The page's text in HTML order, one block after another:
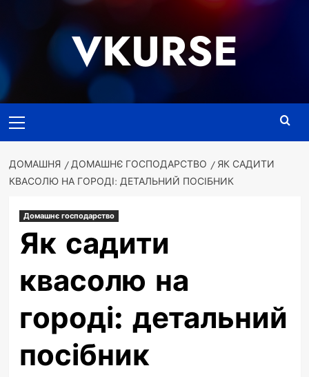
VKURSE
меню
ДОМАШНЯ ДОМАШНЄ ГОСПОДАРСТВО
ЯК САДИТИ
КВАСОЛЮ НА ГОРОДІ: ДЕТАЛЬНИЙ ПОСІБНИК
Домашнє господарство
Як садити
квасолю на
городі: детальний
посібник